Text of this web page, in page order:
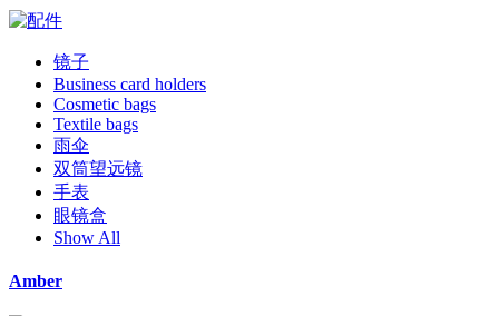
镜子
Business card holders
Cosmetic bags
Textile bags
雨伞
双筒望远镜
手表
眼镜盒
Show All
Amber